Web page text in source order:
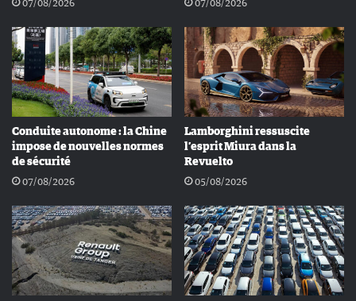
07/08/2026 07/08/2026
Conduite autonome : la Chine
impose de nouvelles normes
de sécurité
07/08/2026
Lamborghini ressuscite
l’esprit Miura dans la
Revuelto
05/08/2026